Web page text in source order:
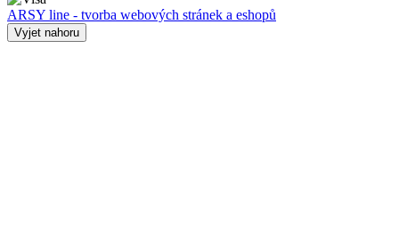
ARSY line - tvorba webových stránek a eshopů
Vyjet nahoru